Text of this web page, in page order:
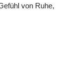
von Ruhe,